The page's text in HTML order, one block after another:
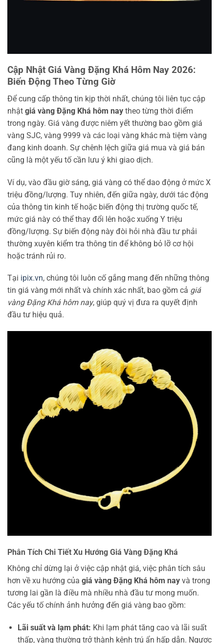
Cập Nhật Giá Vàng Đặng Khá Hôm Nay 2026:
Biến Động Theo Từng Giờ
Để cung cấp thông tin kịp thời nhất, chúng tôi liên tục cập
nhật giá vàng Đặng Khá hôm nay theo từng thời điểm
trong ngày. Giá vàng được niêm yết thường bao gồm giá
vàng SJC, vàng 9999 và các loại vàng khác mà tiệm vàng
đang kinh doanh. Sự chênh lệch giữa giá mua và giá bán
cũng là một yếu tố cần lưu ý khi giao dịch.
Ví dụ, vào đầu giờ sáng, giá vàng có thể dao động ở mức X
triệu đồng/lượng. Tuy nhiên, đến giữa ngày, dưới tác động
của thông tin kinh tế hoặc biến động thị trường quốc tế,
mức giá này có thể thay đổi lên hoặc xuống Y triệu
đồng/lượng. Sự biến động này đòi hỏi nhà đầu tư phải
thường xuyên kiểm tra thông tin để không bỏ lỡ cơ hội
hoặc tránh rủi ro.
Tại ipix.vn, chúng tôi luôn cố gắng mang đến những thông
tin giá vàng mới nhất và chính xác nhất, bao gồm cả giá
vàng Đặng Khá hôm nay, giúp quý vị đưa ra quyết định
đầu tư hiệu quả.
Phân Tích Chi Tiết Xu Hướng Giá Vàng Đặng Khá
Không chỉ dừng lại ở việc cập nhật giá, việc phân tích sâu
hơn về xu hướng của giá vàng Đặng Khá hôm nay và trong
tương lai gần là điều mà nhiều nhà đầu tư mong muốn.
Các yếu tố chính ảnh hưởng đến giá vàng bao gồm:
Lãi suất và lạm phát: Khi lạm phát tăng cao và lãi suất
thấp, vàng thường trở thành kênh trú ẩn hấp dẫn. Ngược